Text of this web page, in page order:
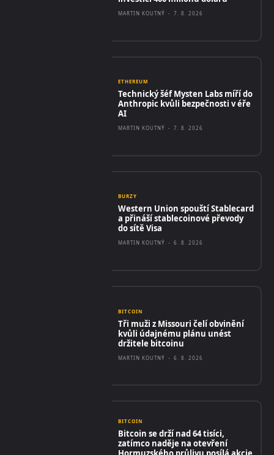
MARTIN KOUTNÝ - 7. 8. 2026
ETHEREUM
Technický šéf Mysten Labs míří do
Anthropic kvůli bezpečnosti v éře
AI
MARTIN KOUTNÝ - 7. 8. 2026
BURZY
Western Union spouští Stablecard
a přináší stablecoinové převody
do sítě Visa
MARTIN KOUTNÝ - 6. 8. 2026
BITCOIN
Tři muži z Missouri čelí obvinění
kvůli údajnému plánu unést
držitele bitcoinu
MARTIN KOUTNÝ - 6. 8. 2026
BITCOIN
Bitcoin se drží nad 64 tisíci,
zatímco naděje na otevření